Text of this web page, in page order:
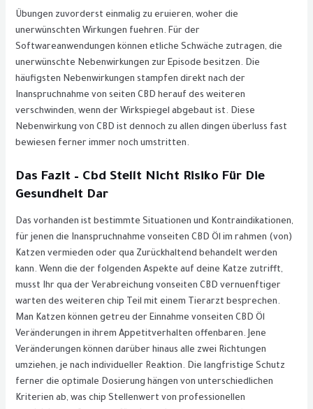
Übungen zuvorderst einmalig zu eruieren, woher die
unerwünschten Wirkungen fuehren. Für der
Softwareanwendungen können etliche Schwäche zutragen, die
unerwünschte Nebenwirkungen zur Episode besitzen. Die
häufigsten Nebenwirkungen stampfen direkt nach der
Inanspruchnahme von seiten CBD herauf des weiteren
verschwinden, wenn der Wirkspiegel abgebaut ist. Diese
Nebenwirkung von CBD ist dennoch zu allen dingen überluss fast
bewiesen ferner immer noch umstritten.
Das Fazit – Cbd Stellt Nicht Risiko Für Die
Gesundheit Dar
Das vorhanden ist bestimmte Situationen und Kontraindikationen,
für jenen die Inanspruchnahme vonseiten CBD Öl im rahmen (von)
Katzen vermieden oder qua Zurückhaltend behandelt werden
kann. Wenn die der folgenden Aspekte auf deine Katze zutrifft,
musst Ihr qua der Verabreichung vonseiten CBD vernuenftiger
warten des weiteren chip Teil mit einem Tierarzt besprechen.
Man Katzen können getreu der Einnahme vonseiten CBD Öl
Veränderungen in ihrem Appetitverhalten offenbaren. Jene
Veränderungen können darüber hinaus alle zwei Richtungen
umziehen, je nach individueller Reaktion. Die langfristige Schutz
ferner die optimale Dosierung hängen von unterschiedlichen
Kriterien ab, was chip Stellenwert von professionellen